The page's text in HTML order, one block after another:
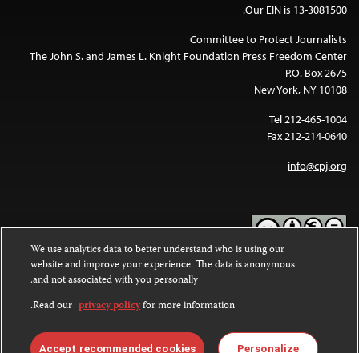
Our EIN is 13-3081500.
Committee to Protect Journalists
The John S. and James L. Knight Foundation Press Freedom Center
P.O. Box 2675
New York, NY 10108
Tel 212-465-1004
Fax 212-214-0640
info@cpj.org
Except where noted, text on this website is licensed under a
Commons Attribution-NonCommercial-NoDerivatives 4.0
Images and other media are not covered by the Creative Commons
license. For more information about permissions, see our
.
We use analytics data to better understand who is using our
website and improve your experience. The data is anonymous
and not associated with you personally.
Read our privacy policyfor more information.
Personalize
Accept recommended cookies